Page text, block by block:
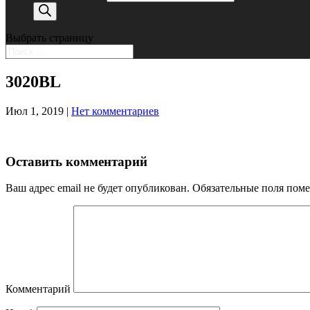
Выбрать страницу
3020BL
Июл 1, 2019 | Нет комментариев
Оставить комментарий
Ваш адрес email не будет опубликован. Обязательные поля
Комментарий